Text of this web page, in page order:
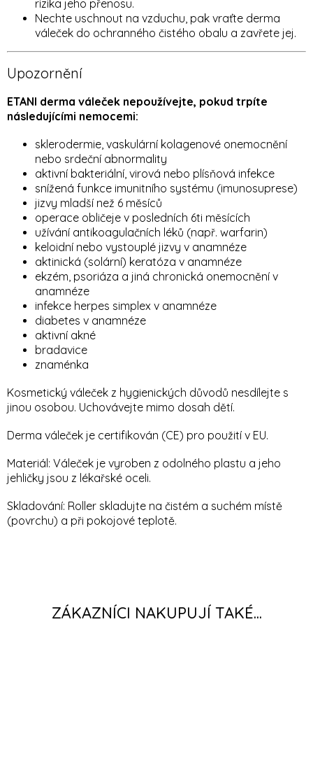
rizika jeho přenosu.
Nechte uschnout na vzduchu, pak vraťte derma
váleček do ochranného čistého obalu a zavřete jej.
Upozornění
ETANI derma váleček nepoužívejte, pokud trpíte
následujícími nemocemi:
sklerodermie, vaskulární kolagenové onemocnění
nebo srdeční abnormality
aktivní bakteriální, virová nebo plísňová infekce
snížená funkce imunitního systému (imunosuprese)
jizvy mladší než 6 měsíců
operace obličeje v posledních 6ti měsících
užívání antikoagulačních léků (např. warfarin)
keloidní nebo vystouplé jizvy v anamnéze
aktinická (solární) keratóza v anamnéze
ekzém, psoriáza a jiná chronická onemocnění v
anamnéze
infekce herpes simplex v anamnéze
diabetes v anamnéze
aktivní akné
bradavice
znaménka
Kosmetický váleček z hygienických důvodů nesdílejte s
jinou osobou. Uchovávejte mimo dosah dětí.
Derma váleček je certifikován (CE) pro použití v EU.
Materiál: Váleček je vyroben z odolného plastu a jeho
jehličky jsou z lékařské oceli.
Skladování: Roller skladujte na čistém a suchém místě
(povrchu) a při pokojové teplotě.